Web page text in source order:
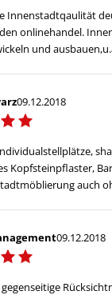
Innenstadtqaulität
onlinehandel.
und
09.12.2018
Kopfsteinpflaster,
auch
09.12.2018